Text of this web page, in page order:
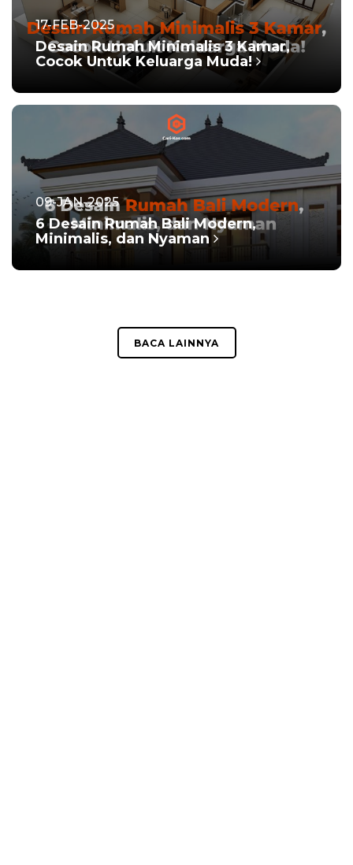
17-FEB-2025
Desain Rumah Minimalis 3 Kamar,
Cocok Untuk Keluarga Muda!
09-JAN-2025
6 Desain Rumah Bali Modern,
Minimalis, dan Nyaman
BACA LAINNYA